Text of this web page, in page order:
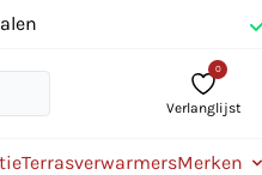
0
Verlanglijst
TerrasverwarmersMerken